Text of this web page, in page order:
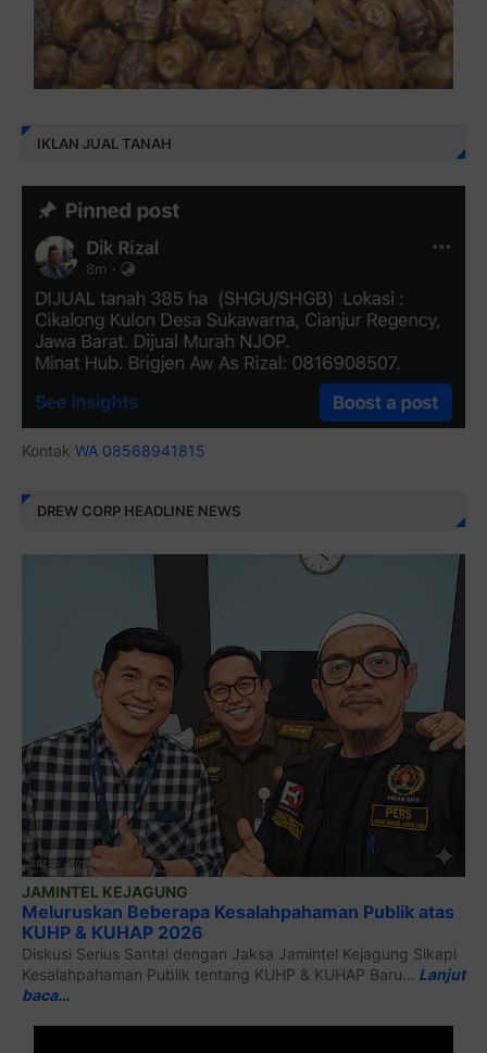
IKLAN JUAL TANAH
Kontak WA 08568941815
DREW CORP HEADLINE NEWS
JAMINTEL KEJAGUNG
Meluruskan Beberapa Kesalahpahaman Publik atas
KUHP & KUHAP 2026
Diskusi Serius Santai dengan Jaksa Jamintel Kejagung Sikapi
Kesalahpahaman Publik tentang KUHP & KUHAP Baru… Lanjut
baca…